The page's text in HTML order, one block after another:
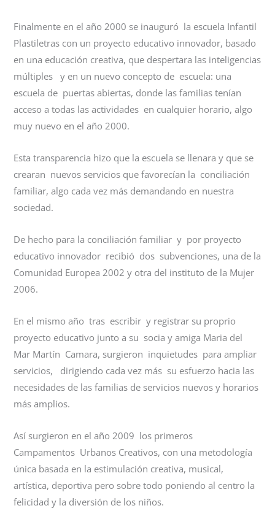
Finalmente en el año 2000 se inauguró la escuela Infantil
Plastiletras con un proyecto educativo innovador, basado
en una educación creativa, que despertara las inteligencias
múltiples y en un nuevo concepto de escuela: una
escuela de puertas abiertas, donde las familias tenían
acceso a todas las actividades en cualquier horario, algo
muy nuevo en el año 2000.
Esta transparencia hizo que la escuela se llenara y que se
crearan nuevos servicios que favorecían la conciliación
familiar, algo cada vez más demandando en nuestra
sociedad.
De hecho para la conciliación familiar y por proyecto
educativo innovador recibió dos subvenciones, una de la
Comunidad Europea 2002 y otra del instituto de la Mujer
2006.
En el mismo año tras escribir y registrar su proprio
proyecto educativo junto a su socia y amiga Maria del
Mar Martín Camara, surgieron inquietudes para ampliar
servicios, dirigiendo cada vez más su esfuerzo hacia las
necesidades de las familias de servicios nuevos y horarios
más amplios.
Así surgieron en el año 2009 los primeros
Campamentos Urbanos Creativos, con una metodología
única basada en la estimulación creativa, musical,
artística, deportiva pero sobre todo poniendo al centro la
felicidad y la diversión de los niños.